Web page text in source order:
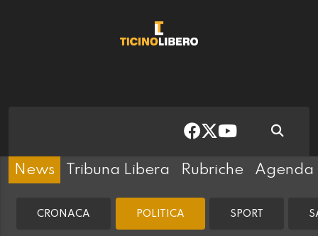
News Tribuna Libera Rubriche Agenda
CRONACA POLITICA SPORT